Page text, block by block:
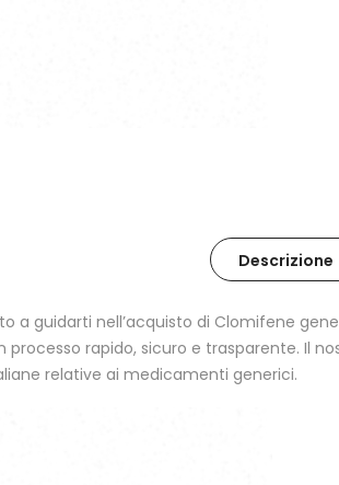
Descrizione
a guidarti nell’acquisto di Clomifene
rapido, sicuro e trasparente. Il
relative ai medicamenti generici.